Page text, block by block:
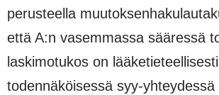
perusteella
että A:n vasemmassa sääressä
laskimotukos on lääketieteellisesti
todennäköisessä syy-yhteydessä